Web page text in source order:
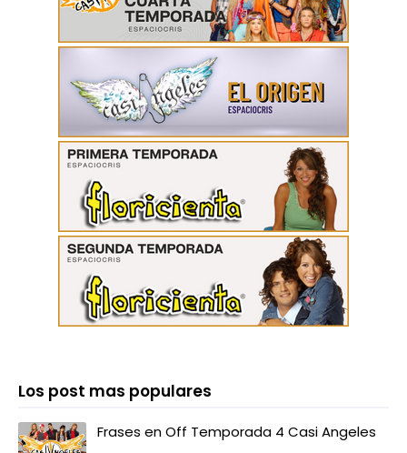
Los post mas populares
Frases en Off Temporada 4 Casi Angeles